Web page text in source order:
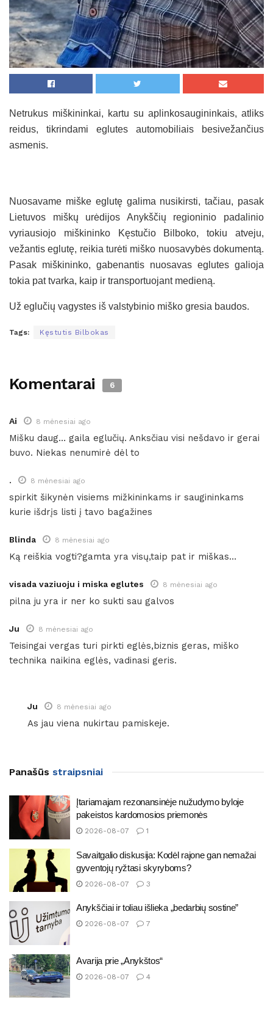
Netrukus miškininkai, kartu su aplinkosaugininkais, atliks
reidus, tikrindami eglutes automobiliais besivežančius
asmenis.
Nuosavame miške eglutę galima nusikirsti, tačiau, pasak
Lietuvos miškų urėdijos Anykščių regioninio padalinio
vyriausiojo miškininko Kęstučio Bilboko, tokiu atveju,
vežantis eglutę, reikia turėti miško nuosavybės dokumentą.
Pasak miškininko, gabenantis nuosavas eglutes galioja
tokia pat tvarka, kaip ir transportuojant medieną.
Už eglučių vagystes iš valstybinio miško gresia baudos.
Tags: Kęstutis Bilbokas
Komentarai 6
Ai 8 mėnesiai ago
Mišku daug… gaila eglučių. Anksčiau visi nešdavo ir gerai
buvo. Niekas nenumirė dėl to
. 8 mėnesiai ago
spirkit šikynėn visiems mižkininkams ir saugininkams
kurie išdrįs listi į tavo bagažines
Blinda 8 mėnesiai ago
Ką reiškia vogti?gamta yra visų,taip pat ir miškas…
visada vaziuoju i miska eglutes 8 mėnesiai ago
pilna ju yra ir ner ko sukti sau galvos
Ju 8 mėnesiai ago
Teisingai vergas turi pirkti eglės,biznis geras, miško
technika naikina eglės, vadinasi geris.
Ju 8 mėnesiai ago
As jau viena nukirtau pamiskeje.
Panašūs straipsniai
Įtariamajam rezonansinėje nužudymo byloje
pakeistos kardomosios priemonės
2026-08-07 1
Savaitgalio diskusija: Kodėl rajone gan nemažai
gyventojų ryžtasi skyryboms?
2026-08-07 3
Anykščiai ir toliau išlieka „bedarbių sostine”
2026-08-07 7
Avarija prie „Anykštos“
2026-08-07 4